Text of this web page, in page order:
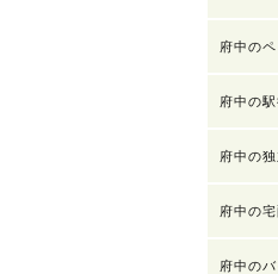
府中の
府中の
府中の
府中の
府中の